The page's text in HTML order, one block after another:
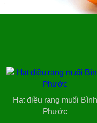
Hạt điều rang muối Bình
Phước